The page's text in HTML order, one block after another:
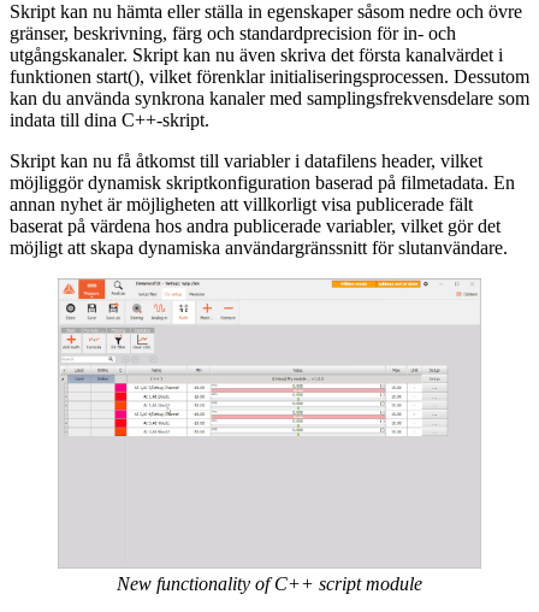
Skript kan nu hämta eller ställa in egenskaper såsom nedre och övre
gränser, beskrivning, färg och standardprecision för in- och
utgångskanaler. Skript kan nu även skriva det första kanalvärdet i
funktionen start(), vilket förenklar initialiseringsprocessen. Dessutom
kan du använda synkrona kanaler med samplingsfrekvensdelare som
indata till dina C++-skript.
Skript kan nu få åtkomst till variabler i datafilens header, vilket
möjliggör dynamisk skriptkonfiguration baserad på filmetadata. En
annan nyhet är möjligheten att villkorligt visa publicerade fält
baserat på värdena hos andra publicerade variabler, vilket gör det
möjligt att skapa dynamiska användargränssnitt för slutanvändare.
New functionality of C++ script module